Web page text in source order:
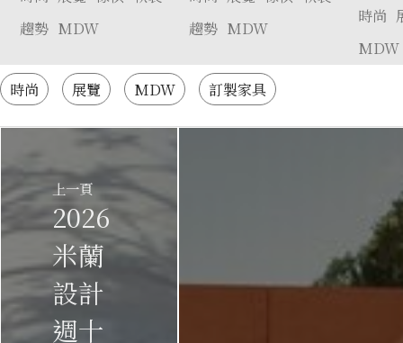
Tom Dixon 的微
趨勢 MDW
趨勢 MDW
時尚
MDW
時尚
展覽 MDW 訂製家具
上一頁
2026
米蘭
設計
週十